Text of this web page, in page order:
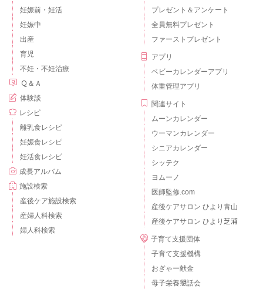
妊娠前・妊活
妊娠中
出産
育児
不妊・不妊治療
Ｑ＆Ａ
体験談
レシピ
離乳食レシピ
妊娠食レシピ
妊活食レシピ
成長アルバム
施設検索
産後ケア施設検索
産婦人科検索
婦人科検索
プレゼント＆アンケート
全員無料プレゼント
ファーストプレゼント
アプリ
ベビーカレンダーアプリ
体重管理アプリ
関連サイト
ムーンカレンダー
ウーマンカレンダー
シニアカレンダー
シッテク
ヨムーノ
医師監修.com
産後ケアサロン ひより青山
産後ケアサロン ひより芝浦
子育て支援団体
子育て支援機構
おぎゃー献金
母子栄養懇話会